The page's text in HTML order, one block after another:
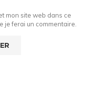
mon site web dans ce
je ferai un commentaire.